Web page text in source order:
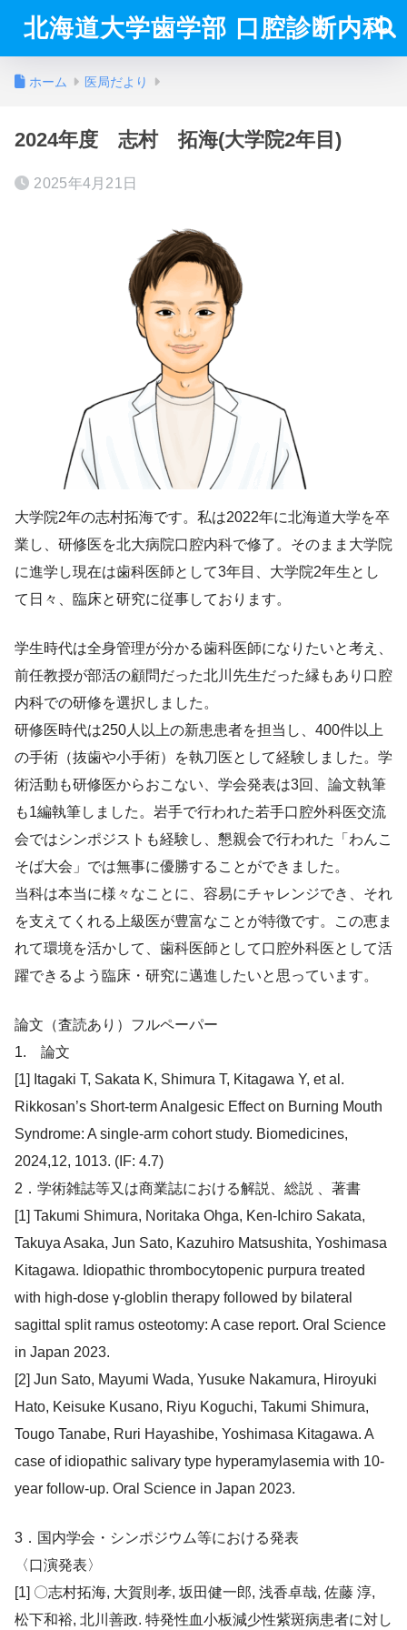
北海道大学歯学部 口腔診断内科
ホーム 医局だより
2024年度 志村 拓海(大学院2年目)
2025年4月21日
大学院2年の志村拓海です。私は2022年に北海道大学を卒
業し、研修医を北大病院口腔内科で修了。そのまま大学院
に進学し現在は歯科医師として3年目、大学院2年生とし
て日々、臨床と研究に従事しております。
学生時代は全身管理が分かる歯科医師になりたいと考え、
前任教授が部活の顧問だった北川先生だった縁もあり口腔
内科での研修を選択しました。
研修医時代は250人以上の新患患者を担当し、400件以上
の手術（抜歯や小手術）を執刀医として経験しました。学
術活動も研修医からおこない、学会発表は3回、論文執筆
も1編執筆しました。岩手で行われた若手口腔外科医交流
会ではシンポジストも経験し、懇親会で行われた「わんこ
そば大会」では無事に優勝することができました。
当科は本当に様々なことに、容易にチャレンジでき、それ
を支えてくれる上級医が豊富なことが特徴です。この恵ま
れて環境を活かして、歯科医師として口腔外科医として活
躍できるよう臨床・研究に邁進したいと思っています。
論文（査読あり）フルペーパー
1. 論文
[1] Itagaki T, Sakata K, Shimura T, Kitagawa Y, et al.
Rikkosan’s Short-term Analgesic Effect on Burning Mouth
Syndrome: A single-arm cohort study. Biomedicines,
2024,12, 1013. (IF: 4.7)
2．学術雑誌等又は商業誌における解説、総説 、著書
[1] Takumi Shimura, Noritaka Ohga, Ken-Ichiro Sakata,
Takuya Asaka, Jun Sato, Kazuhiro Matsushita, Yoshimasa
Kitagawa. Idiopathic thrombocytopenic purpura treated
with high-dose γ-globlin therapy followed by bilateral
sagittal split ramus osteotomy: A case report. Oral Science
in Japan 2023.
[2] Jun Sato, Mayumi Wada, Yusuke Nakamura, Hiroyuki
Hato, Keisuke Kusano, Riyu Koguchi, Takumi Shimura,
Tougo Tanabe, Ruri Hayashibe, Yoshimasa Kitagawa. A
case of idiopathic salivary type hyperamylasemia with 10-
year follow-up. Oral Science in Japan 2023.
3．国内学会・シンポジウム等における発表
〈口演発表〉
[1] 〇志村拓海, 大賀則孝, 坂田健一郎, 浅香卓哉, 佐藤 淳,
松下和裕, 北川善政. 特発性血小板減少性紫斑病患者に対し